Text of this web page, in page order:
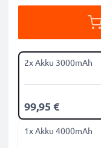
2x Akku 3000mAh
99,95 €
1x Akku 4000mAh